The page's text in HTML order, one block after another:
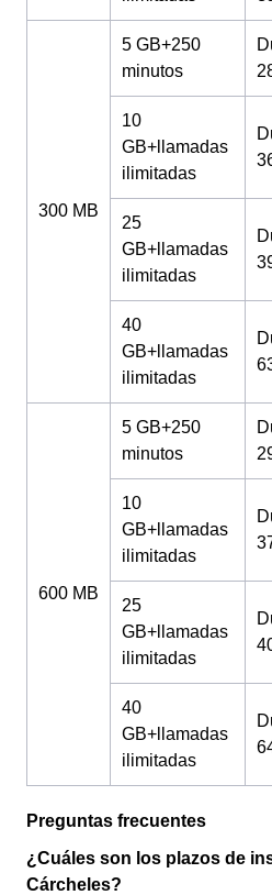
300 MB
5 GB+250
minutos
10
GB+llamadas
ilimitadas
25
GB+llamadas
ilimitadas
40
GB+llamadas
ilimitadas
600 MB
5 GB+250
minutos
10
GB+llamadas
ilimitadas
25
GB+llamadas
ilimitadas
40
GB+llamadas
ilimitadas
Preguntas frecuentes
¿Cuáles son los plazos de
Cárcheles?